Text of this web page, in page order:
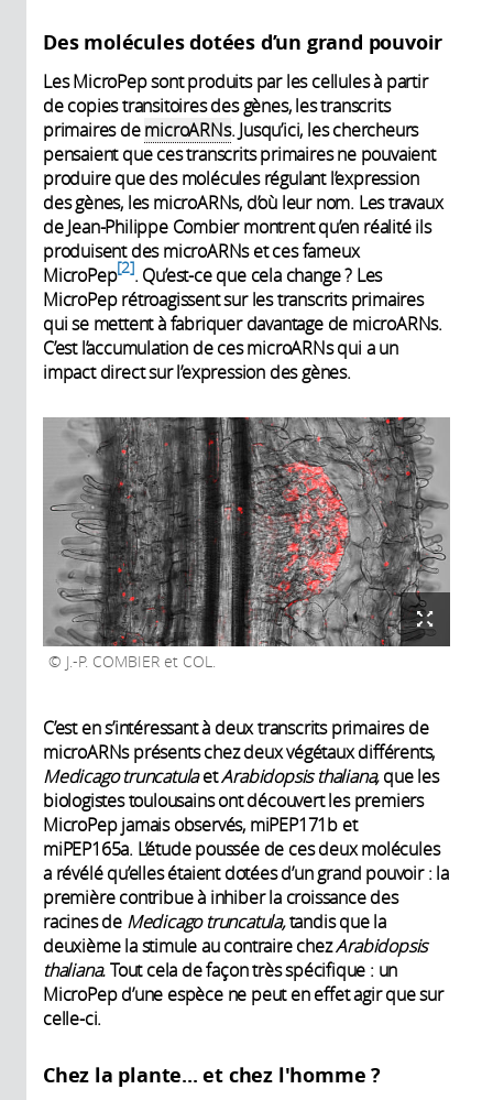
Des molécules dotées d’un grand pouvoir
Les MicroPep sont produits par les cellules à partir
de copies transitoires des gènes, les transcrits
primaires demicroARNs. Jusqu’ici, les chercheurs
pensaient que ces transcrits primaires ne pouvaient
produire que des molécules régulant l’expression
des gènes, les microARNs, d’où leur nom. Les travaux
de Jean-Philippe Combier montrent qu’en réalité ils
produisent des microARNs et ces fameux
MicroPep 2 . Qu’est-ce que cela change ? Les
MicroPep rétroagissent sur les transcrits primaires
qui se mettent à fabriquer davantage de microARNs.
C’est l’accumulation de ces microARNs qui a un
impact direct sur l’expression des gènes.
J.-P. COMBIER et COL.
C’est en s’intéressant à deux transcrits primaires de
microARNs présents chez deux végétaux différents,
Medicago truncatulaetArabidopsis thaliana,que les
biologistes toulousains ont découvert les premiers
MicroPep jamais observés, miPEP171b et
miPEP165a. L’étude poussée de ces deux molécules
a révélé qu’elles étaient dotées d’un grand pouvoir : la
première contribue à inhiber la croissance des
racines de Medicago truncatula,tandis que la
deuxième la stimule au contraire chezArabidopsis
thaliana.Tout cela de façon très spécifique : un
MicroPep d’une espèce ne peut en effet agir que sur
celle-ci.
Chez la plante... et chez l'homme ?